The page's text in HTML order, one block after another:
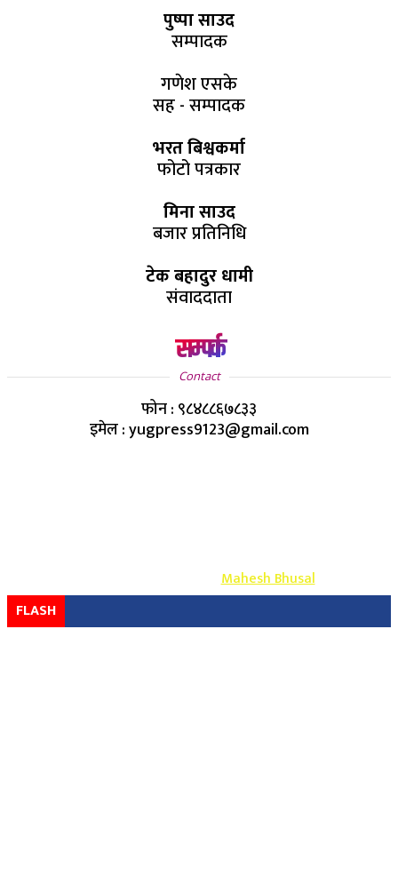
पुष्पा साउद
सम्पादक
गणेश एसके
सह - सम्पादक
भरत बिश्वकर्मा
फोटो पत्रकार
मिना साउद
बजार प्रतिनिधि
टेक बहादुर धामी
संवाददाता
सम्पर्क
Contact
फोन : ९८४८८६७८३३
इमेल : yugpress9123@gmail.com
Design & Develop By-Mahesh Bhusal
FLASH